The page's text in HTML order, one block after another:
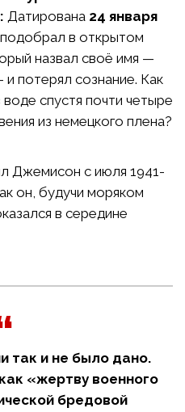
Датирована 24 января
в открытом
назвал своё имя —
потерял сознание. Как
спустя почти четыре
из немецкого плена?
Джемисон с июля 1941-
он, будучи моряком
в середине
так и не было дано.
«жертву военного
бредовой